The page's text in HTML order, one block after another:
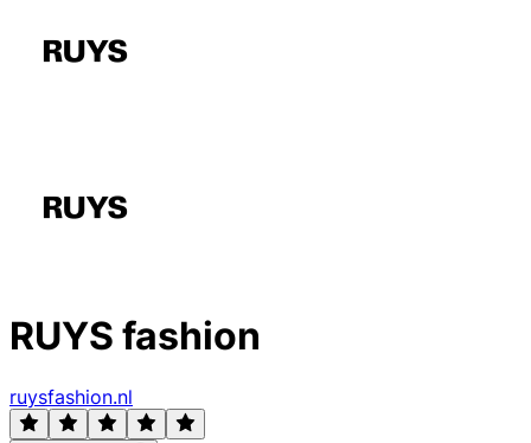
RUYS fashion
ruysfashion.nl